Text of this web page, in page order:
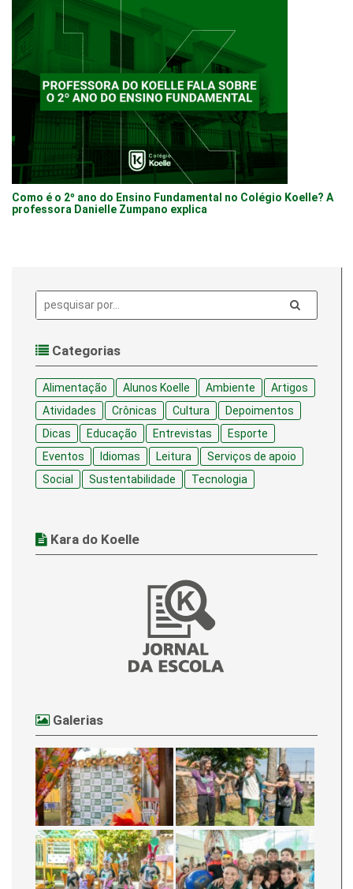
Como é o 2º ano do Ensino Fundamental no Colégio Koelle? A
professora Danielle Zumpano explica
Pesquisa:
Categorias
Alimentação Alunos Koelle Ambiente
Artigos
Atividades
Crônicas Cultura
Depoimentos
Dicas
Educação Entrevistas
Esporte
Eventos
Idiomas Leitura
Serviços de apoio
Social
Sustentabilidade Tecnologia
Kara do Koelle
Galerias